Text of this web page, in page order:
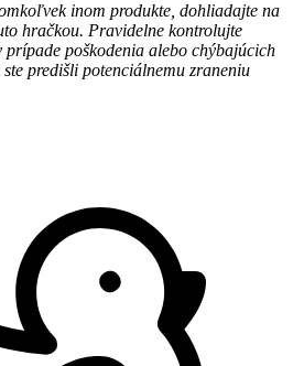
inom produkte, dohliadajte na
hračkou. Pravidelne kontrolujte
prípade poškodenia alebo chýbajúcich
predišli potenciálnemu zraneniu